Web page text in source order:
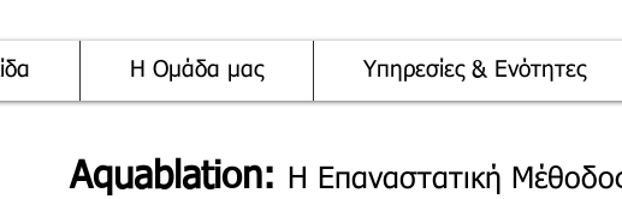
Η Ομάδα μας Υπηρεσίες & Ενότητες
Aquablation: Η Επαναστατική